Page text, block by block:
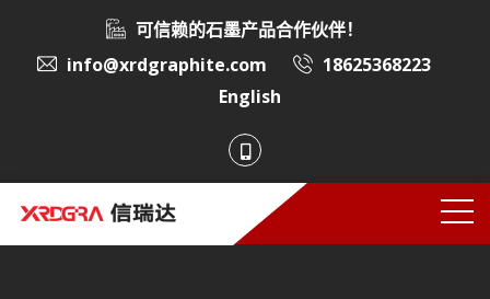
可信赖的石墨产品合作伙伴！
info@xrdgraphite.com
18625368223
English